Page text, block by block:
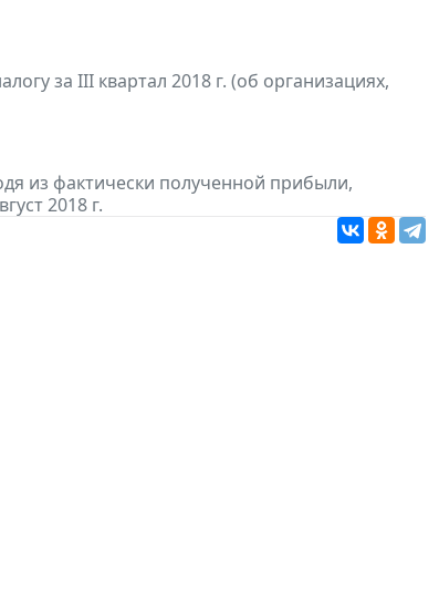
за III квартал 2018 г. (об организациях,
из фактически полученной прибыли,
2018 г.